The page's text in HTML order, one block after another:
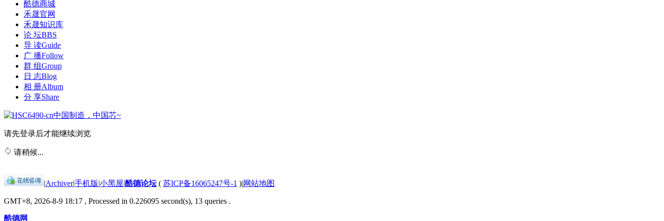
酷德商城
禾晟官网
禾晟知识库
论 坛BBS
导 读Guide
广 播Follow
群 组Group
日 志Blog
相 册Album
分 享Share
请先登录后才能继续浏览
请稍候...
|Archiver|手机版|小黑屋|酷德论坛( 苏ICP备16065247号-1 )|网站地图
GMT+8, 2026-8-9 18:17 , Processed in 0.226095 second(s), 13 queries .
酷德网